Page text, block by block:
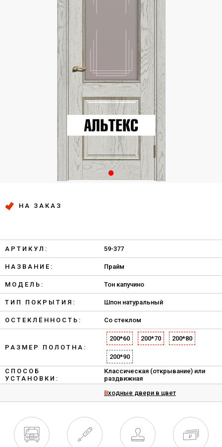
НА ЗАКАЗ
АРТИКУЛ: 59-377
НАЗВАНИЕ: Прайм
МОДЕЛЬ: Тон капучино
ТИП ПОКРЫТИЯ: Шпон натуральный
ОСТЕКЛЁННОСТЬ: Со стеклом
РАЗМЕР ПОЛОТНА:
200*60 200*70 200*80
200*90
СПОСОБ
УСТАНОВКИ:
Классическая (открывание) или
раздвижная
Входные двери в цвет